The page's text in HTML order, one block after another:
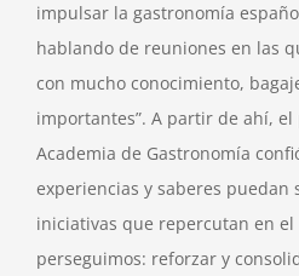
impulsar la gastronomía
hablando de reuniones en las
con mucho conocimiento,
importantes”. A partir de ahí,
Academia de Gastronomía
experiencias y saberes puedan
iniciativas que repercutan en
perseguimos: reforzar y